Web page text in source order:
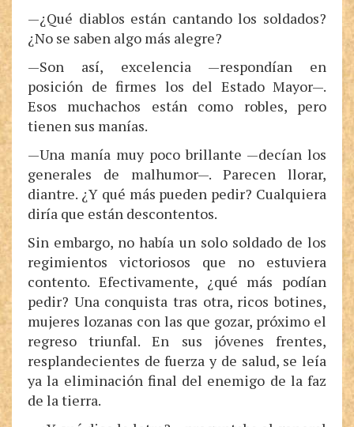
—¿Qué diablos están cantando los soldados?
¿No se saben algo más alegre?
—Son así, excelencia —respondían en
posición de firmes los del Estado Mayor—.
Esos muchachos están como robles, pero
tienen sus manías.
—Una manía muy poco brillante —decían los
generales de malhumor—. Parecen llorar,
diantre. ¿Y qué más pueden pedir? Cualquiera
diría que están descontentos.
Sin embargo, no había un solo soldado de los
regimientos victoriosos que no estuviera
contento. Efectivamente, ¿qué más podían
pedir? Una conquista tras otra, ricos botines,
mujeres lozanas con las que gozar, próximo el
regreso triunfal. En sus jóvenes frentes,
resplandecientes de fuerza y de salud, se leía
ya la eliminación final del enemigo de la faz
de la tierra.